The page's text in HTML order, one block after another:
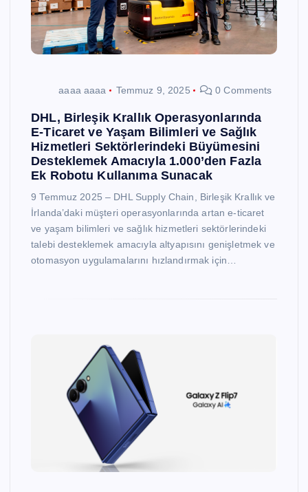
aaaa aaaa Temmuz 9, 2025 0 Comments
DHL, Birleşik Krallık Operasyonlarında
E-Ticaret ve Yaşam Bilimleri ve Sağlık
Hizmetleri Sektörlerindeki Büyümesini
Desteklemek Amacıyla 1.000’den Fazla
Ek Robotu Kullanıma Sunacak
9 Temmuz 2025 – DHL Supply Chain, Birleşik Krallık ve
İrlanda’daki müşteri operasyonlarında artan e-ticaret
ve yaşam bilimleri ve sağlık hizmetleri sektörlerindeki
talebi desteklemek amacıyla altyapısını genişletmek ve
otomasyon uygulamalarını hızlandırmak için…